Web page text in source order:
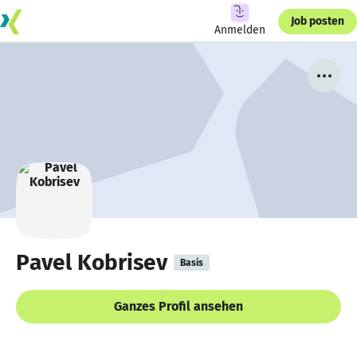
Anmelden
Job posten
Pavel Kobrisev Basis
Ganzes Profil ansehen